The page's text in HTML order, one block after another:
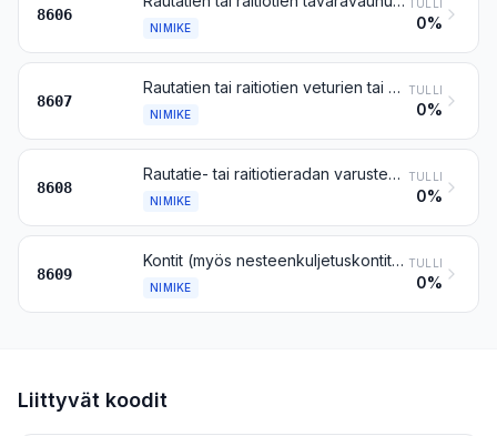
8606
NIMIKE
TULLI
0%
8607
Rautatien tai raitiotien veturien tai muun liikkuvan kaluston osat
NIMIKE
TULLI
0%
8608
Rautatie- tai raitiotieradan varusteet ja kiinteät laitteet; mekaaniset (myös sähkömekaaniset) merkinanto-, turva- tai liikenteenvalvonta- tai -ohjauslaitteet rautateitä, raitioteitä, katuja, teitä, sisävesiväyliä, paikoitustiloja, satamia tai lentokenttiä varten; edellä mainittujen tavaroiden osat
NIMIKE
TULLI
0%
8609
Kontit (myös nesteenkuljetuskontit), jotka on erityisesti suunniteltu ja varustettu yhtä tai useampaa kuljetusmuotoa varten
NIMIKE
TULLI
0%
Liittyvät koodit